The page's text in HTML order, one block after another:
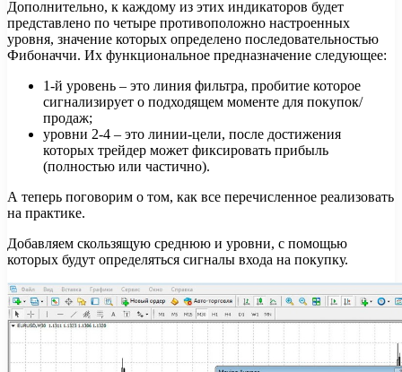
Дополнительно, к каждому из этих индикаторов будет
представлено по четыре противоположно настроенных
уровня, значение которых определено последовательностью
Фибоначчи. Их функциональное предназначение следующее:
1-й уровень – это линия фильтра, пробитие которое
сигнализирует о подходящем моменте для покупок/
продаж;
уровни 2-4 – это линии-цели, после достижения
которых трейдер может фиксировать прибыль
(полностью или частично).
А теперь поговорим о том, как все перечисленное реализовать
на практике.
Добавляем скользящую среднюю и уровни, с помощью
которых будут определяться сигналы входа на покупку.